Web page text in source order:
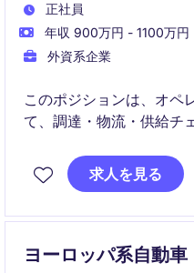
正社員
年収 900万円 - 1100万円
外資系企業
このポジションは、オペ
て、調達・物流・供給チ
門全体の業績向上に貢献
求人を見る
ヨーロッパ系自動